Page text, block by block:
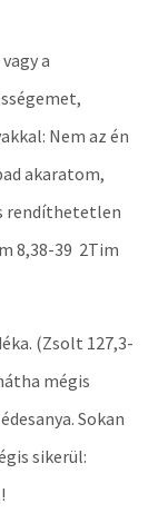
a
Nem az én
akaratom,
rendíthetetlen
8,38-39 2Tim
(Zsolt 127,3-
mégis
Sokan
sikerül: